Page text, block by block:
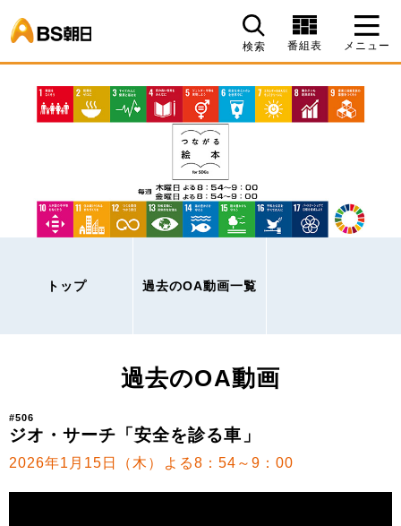
検索 番組表 メニュー
トップ 過去のOA動画一覧
過去のOA動画
#506
ジオ・サーチ「安全を診る車」
2026年1月15日（木）よる8：54～9：00